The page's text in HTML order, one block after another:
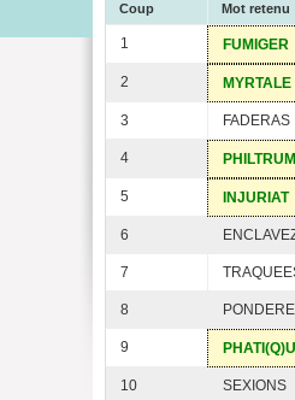
Coup Mot retenu
1 FUMIGER
2 MYRTALE
3 FADERAS
4 PHILTRUM
5 INJURIAT
6
7
8 PONDERE
9
10 SEXIONS